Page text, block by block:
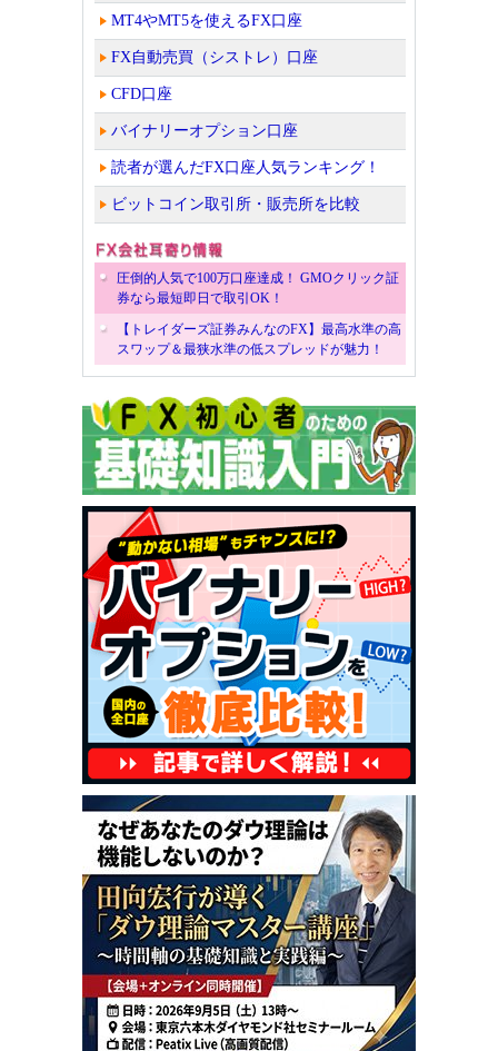
MT4やMT5を使えるFX口座
FX自動売買（シストレ）口座
CFD口座
バイナリーオプション口座
読者が選んだFX口座人気ランキング！
ビットコイン取引所・販売所を比較
圧倒的人気で100万口座達成！ GMOクリック証
券なら最短即日で取引OK！
【トレイダーズ証券みんなのFX】最高水準の高
スワップ＆最狭水準の低スプレッドが魅力！